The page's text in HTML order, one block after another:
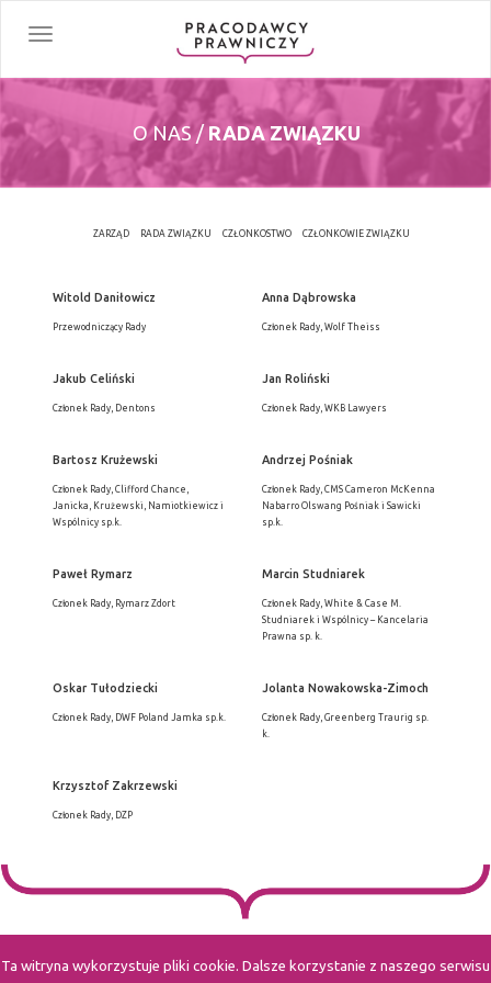
Toggle
O NAS / RADA ZWIĄZKU
ZARZĄD RADA ZWIĄZKU CZŁONKOSTWO CZŁONKOWIE ZWIĄZKU
Witold Daniłowicz
Przewodniczący Rady
Anna Dąbrowska
Członek Rady, Wolf Theiss
Jakub Celiński
Członek Rady, Dentons
Jan Roliński
Członek Rady, WKB Lawyers
Bartosz Krużewski
Członek Rady, Clifford Chance,
Janicka, Krużewski, Namiotkiewicz i
Wspólnicy sp.k.
Andrzej Pośniak
Członek Rady, CMS Cameron McKenna
Nabarro Olswang Pośniak i Sawicki
sp.k.
Paweł Rymarz
Członek Rady, Rymarz Zdort
Marcin Studniarek
Członek Rady, White & Case M.
Studniarek i Wspólnicy – Kancelaria
Prawna sp. k.
Oskar Tułodziecki
Członek Rady, DWF Poland Jamka sp.k.
Jolanta Nowakowska-Zimoch
Członek Rady, Greenberg Traurig sp.
k.
Krzysztof Zakrzewski
Członek Rady, DZP
Ta witryna wykorzystuje pliki cookie. Dalsze korzystanie z naszego serwisu